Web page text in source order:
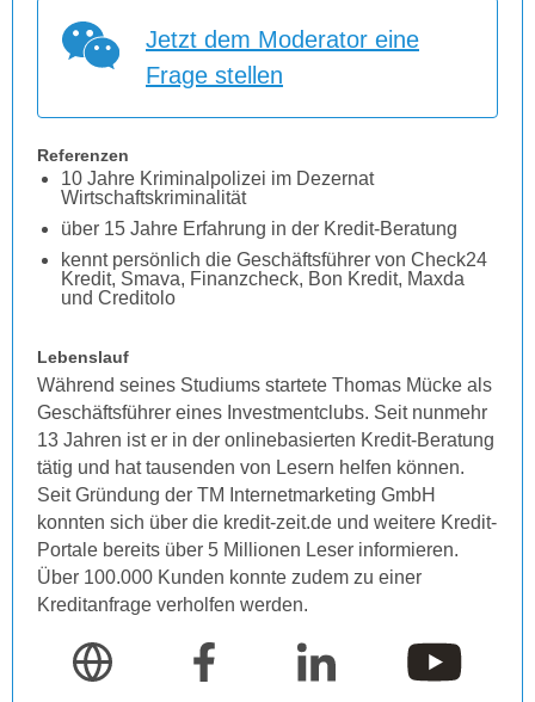
Jetzt dem Moderator eine
Frage stellen
Referenzen
10 Jahre Kriminalpolizei im Dezernat
Wirtschaftskriminalität
über 15 Jahre Erfahrung in der Kredit-Beratung
kennt persönlich die Geschäftsführer von Check24
Kredit, Smava, Finanzcheck, Bon Kredit, Maxda
und Creditolo
Lebenslauf
Während seines Studiums startete Thomas Mücke als
Geschäftsführer eines Investmentclubs. Seit nunmehr
13 Jahren ist er in der onlinebasierten Kredit-Beratung
tätig und hat tausenden von Lesern helfen können.
Seit Gründung der TM Internetmarketing GmbH
konnten sich über die kredit-zeit.de und weitere Kredit-
Portale bereits über 5 Millionen Leser informieren.
Über 100.000 Kunden konnte zudem zu einer
Kreditanfrage verholfen werden.